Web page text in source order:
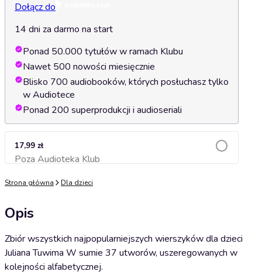
Dołącz do
14 dni za darmo na start
Ponad 50.000 tytułów w ramach Klubu
Nawet 500 nowości miesięcznie
Blisko 700 audiobooków, których posłuchasz tylko
w Audiotece
Ponad 200 superprodukcji i audioseriali
17,99 zł
Poza Audioteka KlubDodaj do koszyka
Strona główna Dla dzieci
Opis
Zbiór wszystkich najpopularniejszych wierszyków dla dzieci
Juliana Tuwima W sumie 37 utworów, uszeregowanych w
kolejności alfabetycznej.